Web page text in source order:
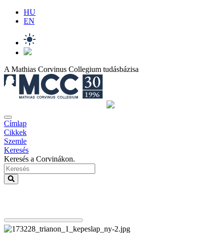
HU
EN
A Mathias Corvinus Collegium tudásbázisa
Címlap
Cikkek
Szemle
Keresés
Keresés a Corvinákon.